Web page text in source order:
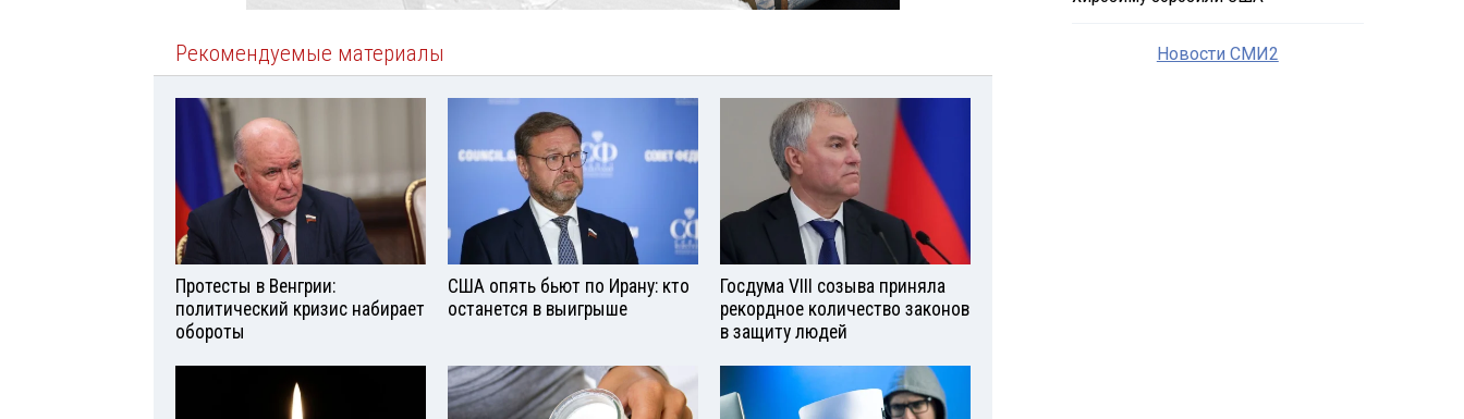
Рекомендуемые материалы
Протесты в Венгрии:
политический кризис набирает
обороты
США опять бьют по Ирану: кто
останется в выигрыше
Госдума VIII созыва приняла
рекордное количество законов
в защиту людей
Новости СМИ2